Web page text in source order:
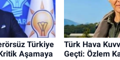
Türkiye
Aşamaya
Türk Hava
Geçti: Özlem